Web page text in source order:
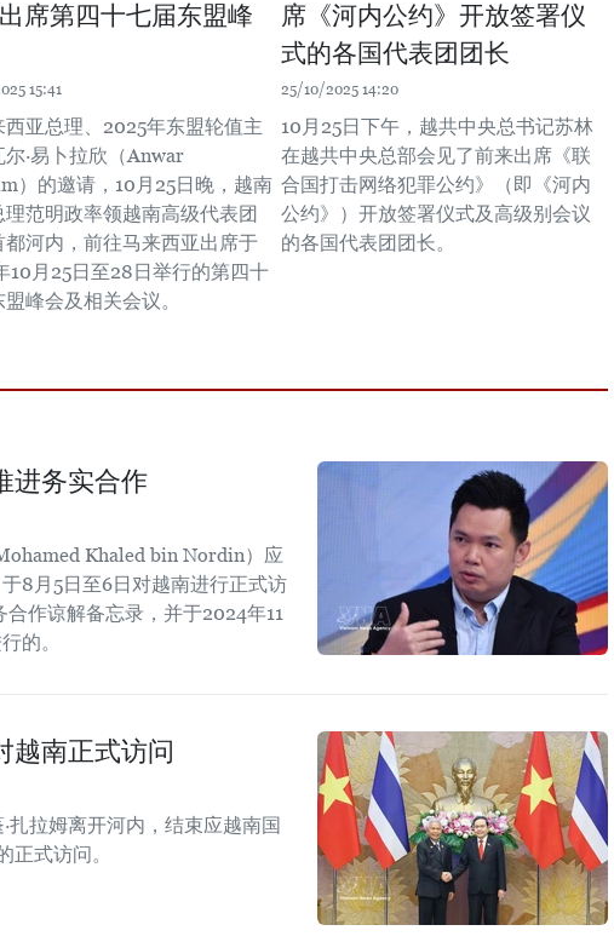
席第四十七届东盟峰
15:41
西亚总理、2025年东盟轮值主
尔·易卜拉欣（Anwar
）的邀请，10月25日晚，越南
理范明政率领越南高级代表团
都河内，前往马来西亚出席于
10月25日至28日举行的第四十
峰会及相关会议。
席《河内公约》开放签署仪
式的各国代表团团长
25/10/2025 14:20
10月25日下午，越共中央总书记苏林
在越共中央总部会见了前来出席《联
合国打击网络犯罪公约》（即《河内
公约》）开放签署仪式及高级别会议
的各国代表团团长。
进务实合作
Khaled bin Nordin）应
8月5日至6日对越南进行正式访
作谅解备忘录，并于2024年11
的。
越南正式访问
扎拉姆离开河内，结束应越南国
式访问。